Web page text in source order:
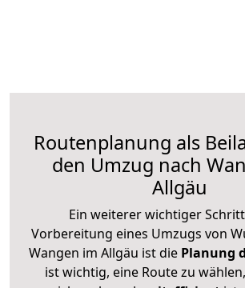
Routenplanung als
den Umzug nach
Allgäu
Ein weiterer wichtiger
Vorbereitung eines Umzugs von
Wangen im Allgäu ist die Planung
ist wichtig, eine Route zu